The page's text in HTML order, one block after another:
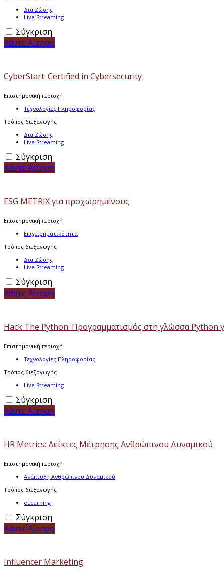
Δια Ζώσης
Live Streaming
Σύγκριση
Κάντε Αίτηση
CyberStart: Certified in Cybersecurity
Επιστημονική περιοχή
Τεχνολογίες Πληροφορίας
Τρόπος διεξαγωγής
Δια Ζώσης
Live Streaming
Σύγκριση
Κάντε Αίτηση
ESG METRIX για προχωρημένους
Επιστημονική περιοχή
Επιχειρηματικότητα
Τρόπος διεξαγωγής
Δια Ζώσης
Live Streaming
Σύγκριση
Κάντε Αίτηση
Hack The Python: Προγραμματισμός στη γλώσσα Python
Επιστημονική περιοχή
Τεχνολογίες Πληροφορίας
Τρόπος διεξαγωγής
Live Streaming
Σύγκριση
Κάντε Αίτηση
HR Metrics: Δείκτες Μέτρησης Ανθρώπινου Δυναμικού
Επιστημονική περιοχή
Ανάπτυξη Ανθρώπινου Δυναμικού
Τρόπος διεξαγωγής
eLearning
Σύγκριση
Κάντε Αίτηση
Influencer Marketing